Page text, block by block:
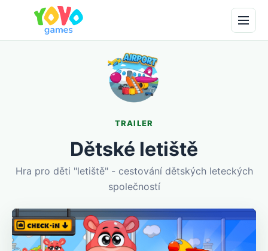
TRAILER
Dětské letiště
Hra pro děti "letiště" - cestování dětských leteckých
společností